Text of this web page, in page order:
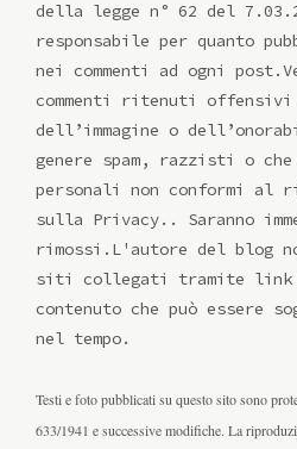
della legge n° 62 del
responsabile per quanto
nei commenti ad ogni
commenti ritenuti
dell’immagine o
genere spam, razzisti o che
personali non conformi al
sulla Privacy.. Saranno
rimossi.L'autore del blog
siti collegati tramite link
contenuto che può essere
nel tempo.
Testi e foto pubblicati su questo sito sono
633/1941 e successive modifiche. La